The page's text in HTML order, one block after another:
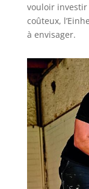
vouloir
coûteux,
à envisager.